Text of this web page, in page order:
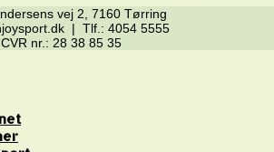
vej 2, 7160 Tørring
| Tlf.: 4054 5555
CVR nr.: 28 38 85 35